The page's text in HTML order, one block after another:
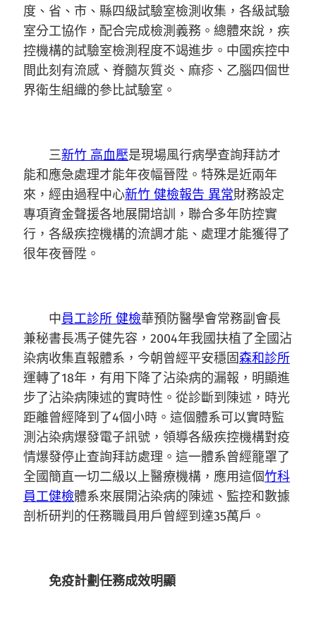
度、省、市、縣四級試驗室檢測收集，各級試驗
室分工協作，配合完成檢測義務。總體來說，疾
控機構的試驗室檢測程度不竭進步。中國疾控中
間此刻有流感、脊髓灰質炎、麻疹、乙腦四個世
界衛生組織的參比試驗室。
三新竹 高血壓是現場風行病學查詢拜訪才
能和應急處理才能年夜幅晉陞。特殊是近兩年
來，經由過程中心新竹 健檢報告 異常財務設定
專項資金聲援各地展開培訓，聯合多年防控實
行，各級疾控機構的流調才能、處理才能獲得了
很年夜晉陞。
中員工診所 健檢華預防醫學會常務副會長
兼秘書長馮子健先容，2004年我國扶植了全國沾
染病收集直報體系，今朝曾經平安穩固森和診所
運轉了18年，有用下降了沾染病的漏報，明顯進
步了沾染病陳述的實時性。從診斷到陳述，時光
距離曾經降到了4個小時。這個體系可以實時監
測沾染病爆發電子訊號，領導各級疾控機構對疫
情爆發停止查詢拜訪處理。這一體系曾經籠罩了
全國簡直一切二級以上醫療機構，應用這個竹科
員工健檢體系來展開沾染病的陳述、監控和數據
剖析研判的任務職員用戶曾經到達35萬戶。
免疫計劃任務成效明顯